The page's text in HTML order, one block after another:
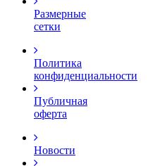
Размерные
сетки
Политика
конфиденциальности
Публичная
оферта
Новости